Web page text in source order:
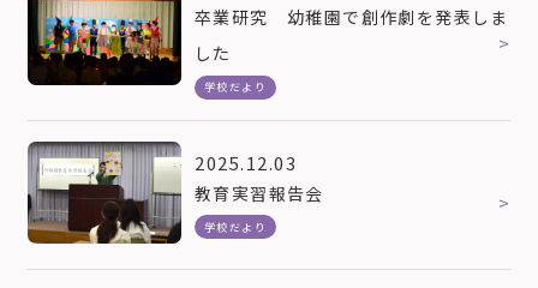
卒業研究 幼稚園で創作劇を発表しま
した
学校だより
2025.12.03
教育実習報告会
学校だより